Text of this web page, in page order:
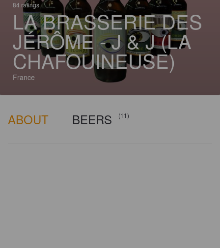
84 ratings
LA BRASSERIE DES
JÉRÔME - J & J (LA
CHAFOUINEUSE)
France
ABOUT BEERS (11)